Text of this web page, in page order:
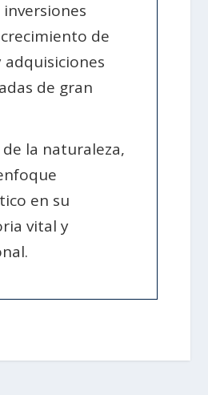
de
adquisiciones
de gran
la naturaleza,
en su
vital y